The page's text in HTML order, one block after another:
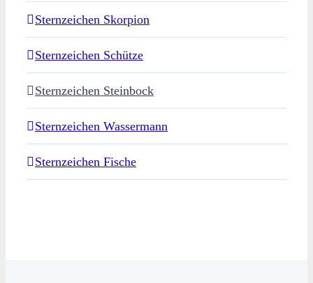
Sternzeichen Skorpion
Sternzeichen Schütze
Sternzeichen Steinbock
Sternzeichen Wassermann
Sternzeichen Fische